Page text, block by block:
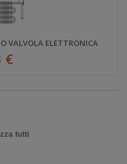
VALVOLA ELETTRONICA
€
tutti